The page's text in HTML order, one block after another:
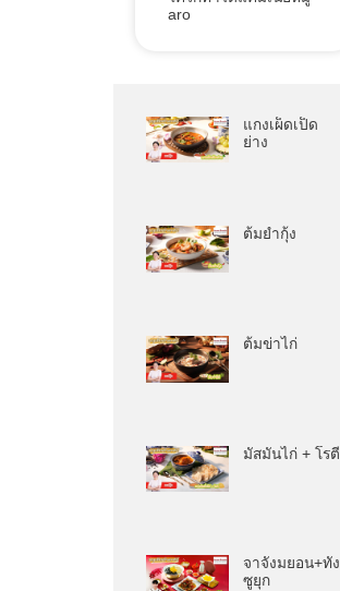
aro
แกงเผ็ดเป็ด
ย่าง
ต้มยำกุ้ง
ต้มข่าไก่
มัสมั่นไก่ + โรตี
จาจังมยอน+ทัง
ซูยุก